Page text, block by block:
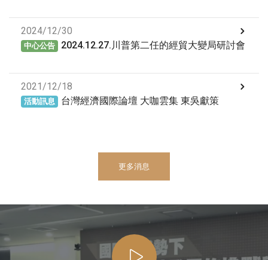
2024/12/30
中心公告 2024.12.27.川普第二任的經貿大變局研討會
2021/12/18
活動訊息 台灣經濟國際論壇 大咖雲集 東吳獻策
更多消息